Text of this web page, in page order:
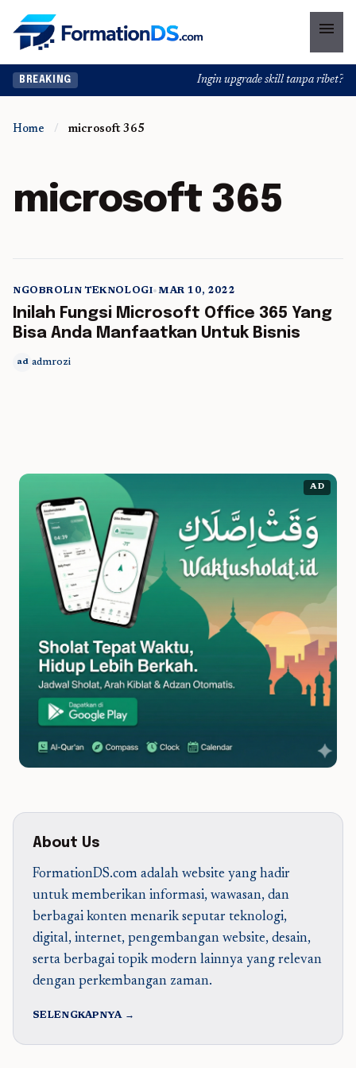
menu
BREAKING Ingin upgrade skill tanpa ribet?
Home / microsoft 365
microsoft 365
5 min read
NGOBROLIN TEKNOLOGI•MAR 10, 2022
Inilah Fungsi Microsoft Office 365 Yang
Bisa Anda Manfaatkan Untuk Bisnis
ad admrozi
AD
About Us
FormationDS.com adalah website yang hadir
untuk memberikan informasi, wawasan, dan
berbagai konten menarik seputar teknologi,
digital, internet, pengembangan website, desain,
serta berbagai topik modern lainnya yang relevan
dengan perkembangan zaman.
SELENGKAPNYA →